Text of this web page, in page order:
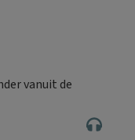
vanuit de